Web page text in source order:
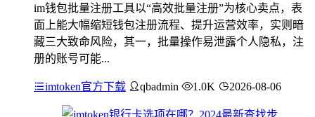
im钱包批量注册工具以“高效批量注册”为核心卖点，表
面上能大幅缩短钱包注册流程、提升运营效率，实则暗
藏三大致命风险，其一，批量操作易泄露个人隐私，注
册的账号可能...
imtoken官方下载 qbadmin 1.0K 2026-08-06